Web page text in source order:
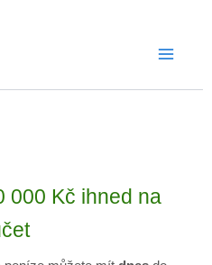
000 Kč ihned na